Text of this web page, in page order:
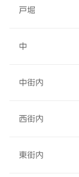
戸堀
中
中街内
西街内
東街内